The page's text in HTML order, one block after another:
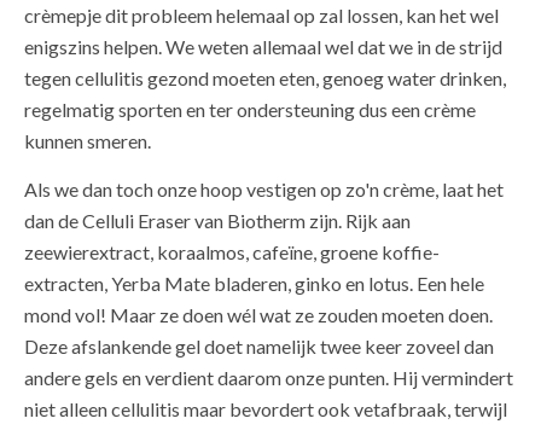
crèmepje dit probleem helemaal op zal lossen, kan het wel
enigszins helpen. We weten allemaal wel dat we in de strijd
tegen cellulitis gezond moeten eten, genoeg water drinken,
regelmatig sporten en ter ondersteuning dus een crème
kunnen smeren.
Als we dan toch onze hoop vestigen op zo'n crème, laat het
dan de Celluli Eraser van Biotherm zijn. Rijk aan
zeewierextract, koraalmos, cafeïne, groene koffie-
extracten, Yerba Mate bladeren, ginko en lotus. Een hele
mond vol! Maar ze doen wél wat ze zouden moeten doen.
Deze afslankende gel doet namelijk twee keer zoveel dan
andere gels en verdient daarom onze punten. Hij vermindert
niet alleen cellulitis maar bevordert ook vetafbraak, terwijl